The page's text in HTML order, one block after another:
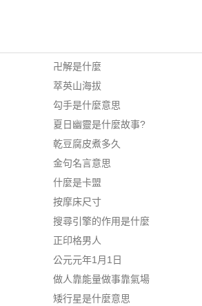
卍解是什麼
萃英山海拔
勾手是什麼意思
夏日幽靈是什麼故事?
乾豆腐皮煮多久
金句名言意思
什麼是卡盟
按摩床尺寸
搜尋引擎的作用是什麼
正印格男人
公元元年1月1日
做人靠能量做事靠氣場
矮行星是什麼意思